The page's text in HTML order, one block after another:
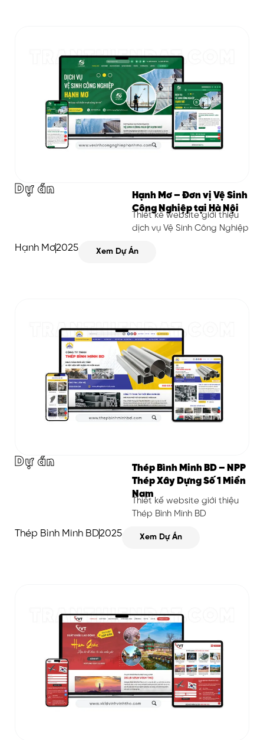
Dự án
Hạnh Mơ – Đơn vị Vệ Sinh
Công Nghiệp tại Hà Nội
Thiết kế website giới thiệu
dịch vụ Vệ Sinh Công Nghiệp
Hạnh Mơ2025 Xem Dự Án
Dự án
Thép Bình Minh BD – NPP
Thép Xây Dựng Số 1 Miền
Nam
Thiết kế website giới thiệu
Thép Bình Minh BD
Thép Bình Minh BD2025 Xem Dự Án